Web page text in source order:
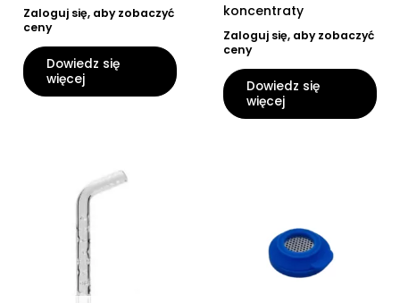
Zaloguj się, aby zobaczyć
ceny
Dowiedz się
więcej
koncentraty
Zaloguj się, aby zobaczyć
ceny
Dowiedz się
więcej